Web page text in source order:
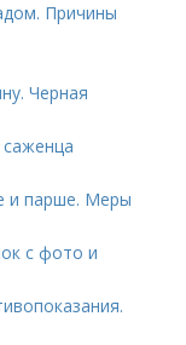
Причины
Черная
и парше. Меры
с фото и